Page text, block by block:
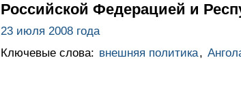
Российской Федерацией и
23 июля 2008 года
Ключевые слова: внешняя политика,